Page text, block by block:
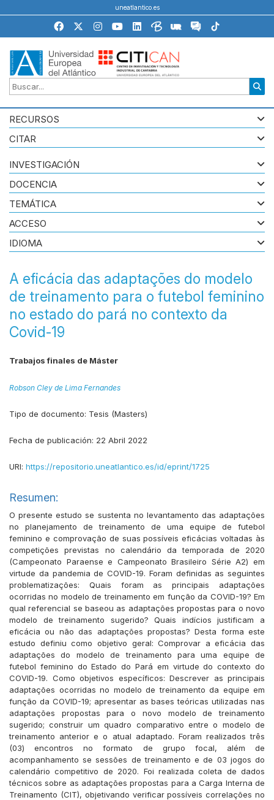
uneatlantico.es
RECURSOS
CITAR
A eficácia das adaptações do modelo
de treinamento para o futebol feminino
no estado do pará no contexto da
Covid-19
Trabajos finales de Máster
Robson Cley de Lima Fernandes
Tipo de documento: Tesis (Masters)
Fecha de publicación: 22 Abril 2022
URI: https://repositorio.uneatlantico.es/id/eprint/1725
Resumen:
O presente estudo se sustenta no levantamento das adaptações
no planejamento de treinamento de uma equipe de futebol
feminino e comprovação de suas possíveis eficácias voltadas às
competições previstas no calendário da temporada de 2020
(Campeonato Paraense e Campeonato Brasileiro Série A2) em
virtude da pandemia de COVID-19. Foram definidas as seguintes
problematizações: Quais foram as principais adaptações
ocorridas no modelo de treinamento em função da COVID-19? Em
qual referencial se baseou as adaptações propostas para o novo
modelo de treinamento sugerido? Quais indícios justificam a
eficácia ou não das adaptações propostas? Desta forma este
estudo definiu como objetivo geral: Comprovar a eficácia das
adaptações do modelo de treinamento para uma equipe de
futebol feminino do Estado do Pará em virtude do contexto do
COVID-19. Como objetivos específicos: Descrever as principais
adaptações ocorridas no modelo de treinamento da equipe em
função da COVID-19; apresentar as bases teóricas utilizadas nas
adaptações propostas para o novo modelo de treinamento
sugerido; construir um quadro comparativo entre o modelo de
treinamento anterior e o atual adaptado. Foram realizados três
(03) encontros no formato de grupo focal, além de
acompanhamento se sessões de treinamento e de 03 jogos do
calendário competitivo de 2020. Foi realizada coleta de dados
técnicos sobre as adaptações propostas para a Carga Interna de
Treinamento (CIT), objetivando verificar possíveis correlações no
INVESTIGACIÓN
DOCENCIA
TEMÁTICA
ACCESO
IDIOMA